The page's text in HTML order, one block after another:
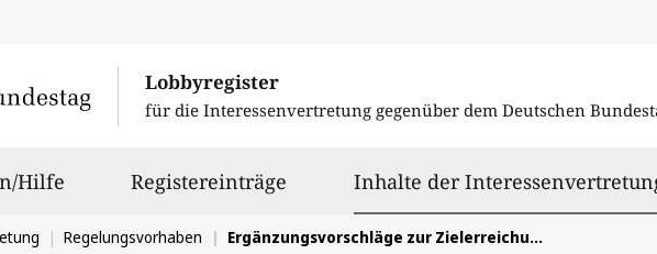
Lobbyregister
für die Interessenvertretung gegenüber dem Deutschen
Hilfe Registereinträge Inhalte der
Regelungsvorhaben Ergänzungsvorschläge zur Zielerreichung der 80 %-EE-Quote bis 2030 gemäß EEG und Stromverbrauchsszenarien